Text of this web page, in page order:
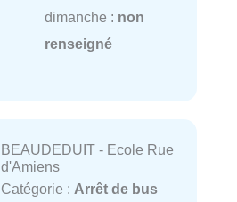
dimanche : non
renseigné
BEAUDEDUIT - Ecole Rue
d'Amiens
Catégorie : Arrêt de bus